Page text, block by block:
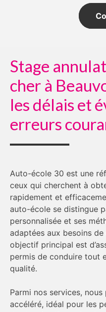
Stage
cher à
les délais et
erreurs
Auto-école 30 est une
ceux qui cherchent à
rapidement et
auto-école se distingue
personnalisée et ses
adaptées aux besoins
objectif principal est
permis de conduire tout
qualité.
Parmi nos services,
accéléré, idéal pour les